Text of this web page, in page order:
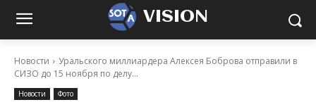
VISION
Новости
Уральского миллиардера Алексея Боброва отправили в
СИЗО до 15 ноября по делу...
Новости Фото